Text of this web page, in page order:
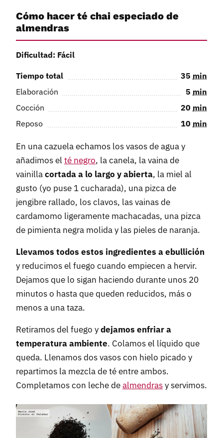
Cómo hacer té chai especiado de
almendras
Dificultad: Fácil
Tiempo total 35 min
Elaboración
5 min
Cocción
20 min
Reposo
10 min
En una cazuela echamos los vasos de agua y
añadimos el té negro, la canela, la vaina de
vainillacortada a lo largo y abierta, la miel al
gusto (yo puse 1 cucharada), una pizca de
jengibre rallado, los clavos, las vainas de
cardamomo ligeramente machacadas, una pizca
de pimienta negra molida y las pieles de naranja.
Llevamos todos estos ingredientes a ebullición
y reducimos el fuego cuando empiecen a hervir.
Dejamos que lo sigan haciendo durante unos 20
minutos o hasta que queden reducidos, más o
menos a una taza.
Retiramos del fuego ydejamos enfriar a
temperatura ambiente. Colamos el líquido que
queda. Llenamos dos vasos con hielo picado y
repartimos la mezcla de té entre ambos.
Completamos con leche dealmendrasy servimos.